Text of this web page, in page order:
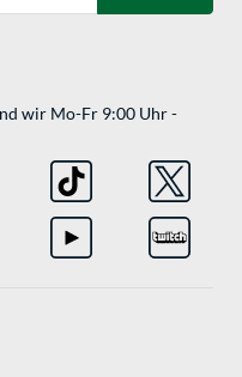
wir Mo-Fr 9:00 Uhr -